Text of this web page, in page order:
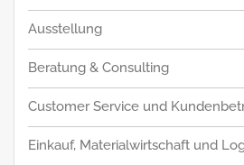
Ausstellung
Beratung & Consulting
Customer Service und
Einkauf, Materialwirtschaft und